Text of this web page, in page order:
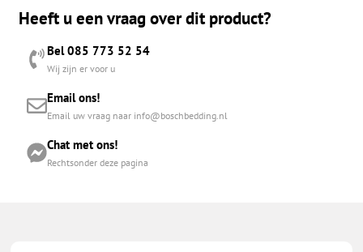
Heeft u een vraag over dit product?
Bel 085 773 52 54
Wij zijn er voor u
Email ons!
Email uw vraag naar info@boschbedding.nl
Chat met ons!
Rechtsonder deze pagina